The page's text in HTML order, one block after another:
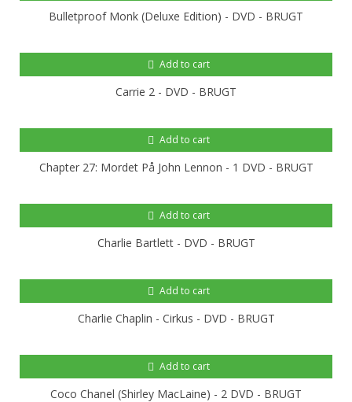
Bulletproof Monk (Deluxe Edition) - DVD - BRUGT
Add to cart
Carrie 2 - DVD - BRUGT
Add to cart
Chapter 27: Mordet På John Lennon - 1 DVD - BRUGT
Add to cart
Charlie Bartlett - DVD - BRUGT
Add to cart
Charlie Chaplin - Cirkus - DVD - BRUGT
Add to cart
Coco Chanel (Shirley MacLaine) - 2 DVD - BRUGT